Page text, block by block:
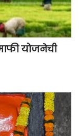
योजनेची